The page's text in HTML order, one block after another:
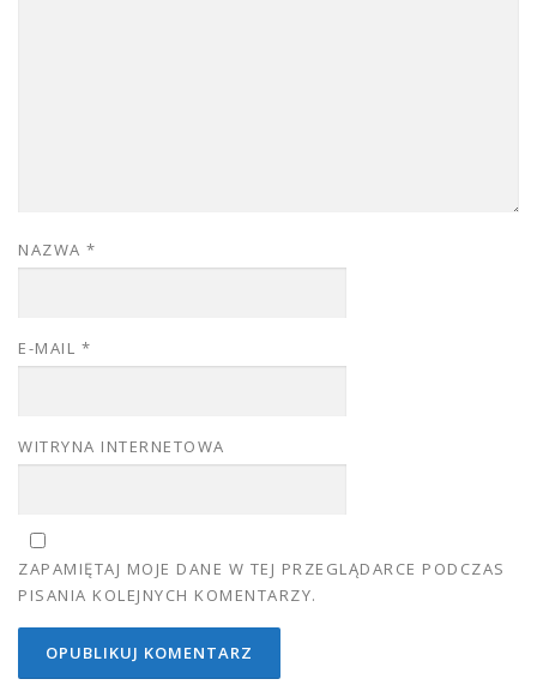
NAZWA *
E-MAIL *
WITRYNA INTERNETOWA
ZAPAMIĘTAJ MOJE DANE W TEJ PRZEGLĄDARCE PODCZAS
PISANIA KOLEJNYCH KOMENTARZY.